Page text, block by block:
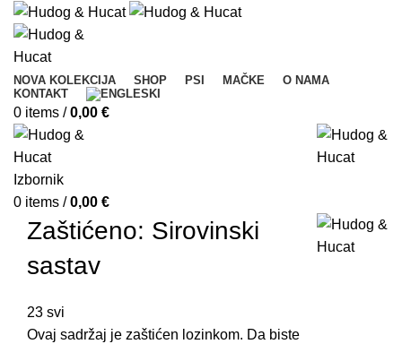
NOVA KOLEKCIJA SHOP PSI MAČKE
O NAMA
KONTAKT
0 items / 0,00 €
Izbornik
0 items / 0,00 €
Zaštićeno: Sirovinski
sastav
23 svi
Ovaj sadržaj je zaštićen lozinkom. Da biste